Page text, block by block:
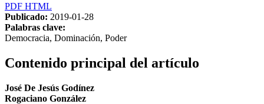
PDF HTML
Publicado: 2019-01-28
Palabras clave:
Democracia, Dominación, Poder
Contenido principal del artículo
José De Jesús Godínez
Rogaciano González